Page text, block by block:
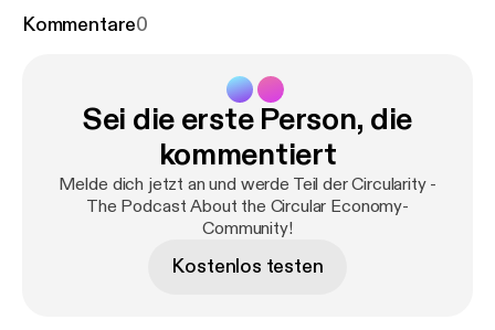
in the kind of content we will cover in future
Economy Society there. Feel free to reach out to us
on social media. Linkedin
[//linkedin.com/company/lsesu-circular-economy-
society] Instagram
[//instagram.com/lsesucirculareconomy] Facebook
[//facebook.com/lsesucirculareconomy] Music:
Hand Drums 65BPM by Bert Jerred (c) copyright
2020 Licensed under a Creative Commons
Kommentare0
Sei die erste Person, die
kommentiert
Melde dich jetzt an und werde Teil der Circularity -
The Podcast About the Circular Economy-
Community!
Kostenlos testen